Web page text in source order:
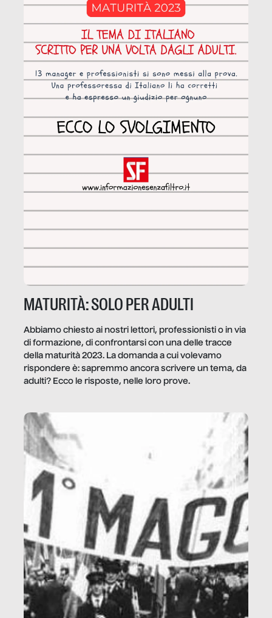
MATURITÀ: SOLO PER ADULTI
Abbiamo chiesto ai nostri lettori, professionisti o in via
di formazione, di confrontarsi con una delle tracce
della maturità 2023. La domanda a cui volevamo
rispondere è: sapremmo ancora scrivere un tema, da
adulti? Ecco le risposte, nelle loro prove.